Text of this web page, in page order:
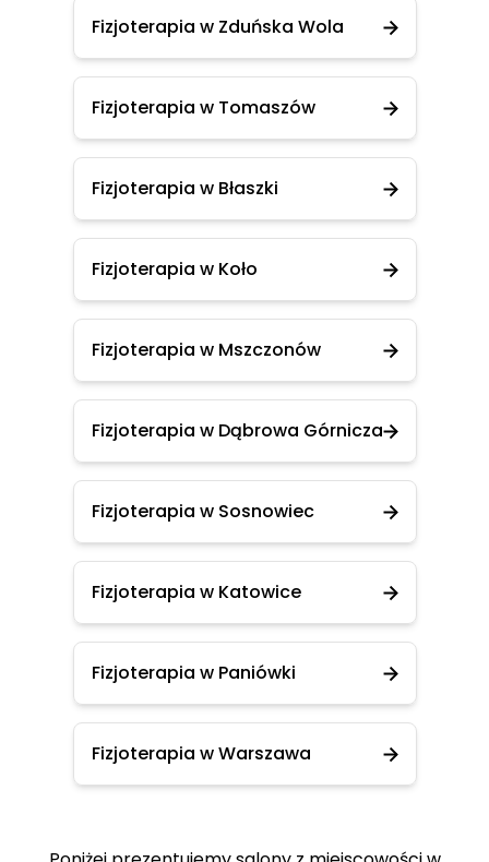
Fizjoterapia w Zduńska Wola
Fizjoterapia w Tomaszów
Fizjoterapia w Błaszki
Fizjoterapia w Koło
Fizjoterapia w Mszczonów
Fizjoterapia w Dąbrowa Górnicza
Fizjoterapia w Sosnowiec
Fizjoterapia w Katowice
Fizjoterapia w Paniówki
Fizjoterapia w Warszawa